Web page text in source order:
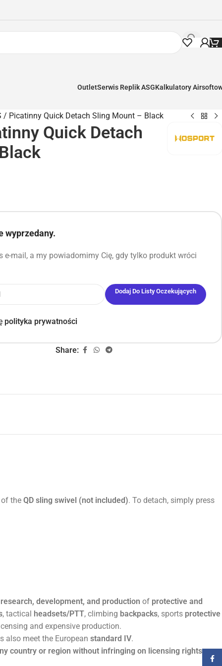
OutletSerwis Replik ASGKalkulatory
/ Picatinny Quick Detach Sling Mount – Black
Quick Detach
wyprzedany.
e-mail, a my powiadomimy Cię, gdy tylko produkt wróci
Dodaj Do Listy Oczekujących
polityka prywatności
Share:
the QD sling swivel (not included). To detach, simply press
development, and production of protective and
, tactical headsets/PTT, climbing backpacks, sports protective
and expensive production.
also meet the European standard IV.
country or region without infringing on licensing rights.